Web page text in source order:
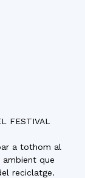
FESTIVAL
a tothom al
que
reciclatge.